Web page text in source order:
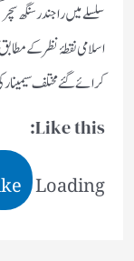
سلسلے میں راجندرسنگھ
اسلامی نقطۂ نظر کے
کرائے گئے مختلف سیمینار
Like this:
Loading...